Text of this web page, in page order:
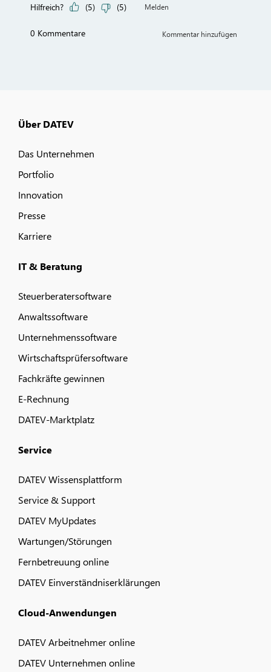
Über DATEV
Das Unternehmen
Portfolio
Innovation
Presse
Karriere
IT & Beratung
Steuerberatersoftware
Anwaltssoftware
Unternehmenssoftware
Wirtschaftsprüfersoftware
Fachkräfte gewinnen
E-Rechnung
DATEV-Marktplatz
Service
DATEV Wissensplattform
Service & Support
DATEV MyUpdates
Wartungen/Störungen
Fernbetreuung online
DATEV Einverständniserklärungen
Cloud-Anwendungen
DATEV Arbeitnehmer online
DATEV Unternehmen online